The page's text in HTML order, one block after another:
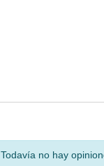
Todavía no hay